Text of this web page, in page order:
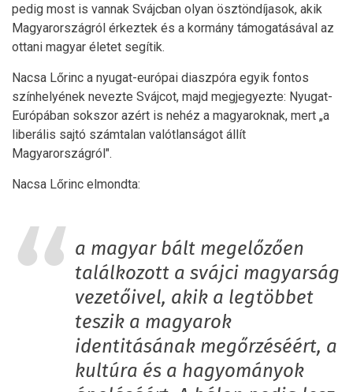
pedig most is vannak Svájcban olyan ösztöndíjasok, akik
Magyarországról érkeztek és a kormány támogatásával az
ottani magyar életet segítik.
Nacsa Lőrinc a nyugat-európai diaszpóra egyik fontos
színhelyének nevezte Svájcot, majd megjegyezte: Nyugat-
Európában sokszor azért is nehéz a magyaroknak, mert „a
liberális sajtó számtalan valótlanságot állít
Magyarországról".
Nacsa Lőrinc elmondta:
a magyar bált megelőzően
találkozott a svájci magyarság
vezetőivel, akik a legtöbbet
teszik a magyarok
identitásának megőrzéséért, a
kultúra és a hagyományok